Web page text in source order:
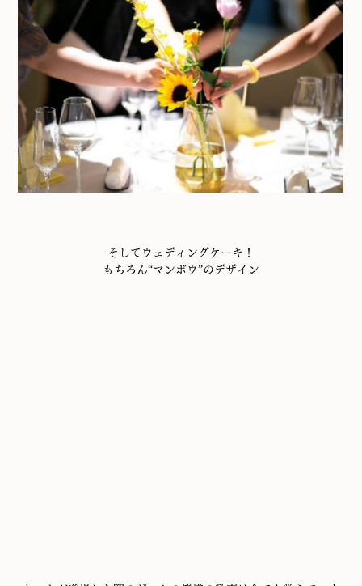
そしてウェディングケーキ！
もちろん“マンボウ”のデザイン